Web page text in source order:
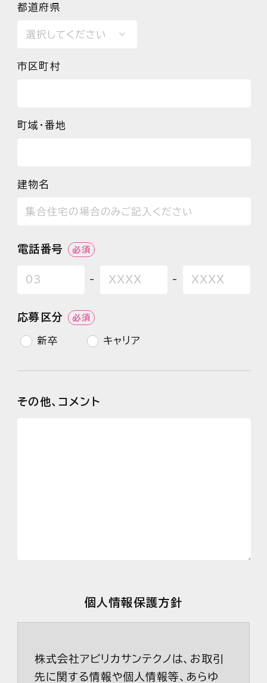
都道府県
市区町村
町域・番地
建物名
電話番号 必須
- -
応募区分 必須
新卒 キャリア
その他、コメント
個人情報保護方針
株式会社アビリカサンテクノは、お取引
先に関する情報や個人情報等、あらゆ